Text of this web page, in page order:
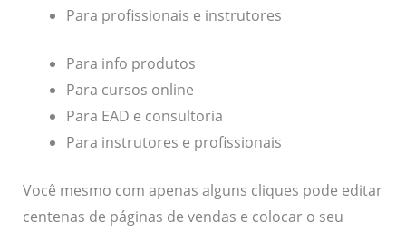
Para profissionais e instrutores
Para info produtos
Para cursos online
Para EAD e consultoria
Para instrutores e profissionais
Você mesmo com apenas alguns cliques pode editar
centenas de páginas de vendas e colocar o seu